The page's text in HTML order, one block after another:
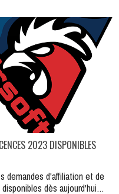
2023 DISPONIBLES
demandes d'affiliation et de
dès aujourd'hui…